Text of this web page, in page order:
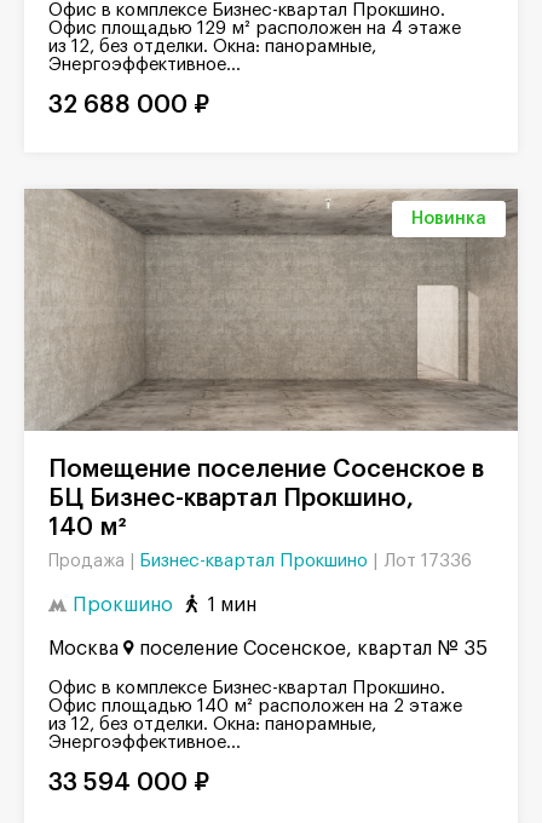
Офис в комплексе Бизнес-квартал Прокшино.
Офис площадью 129 м² расположен на 4 этаже
из 12, без отделки. Окна: панорамные,
Энергоэффективное...
32 688 000 ₽
Новинка
БЦ Бизнес-квартал Прокшино,
140 м²
Продажа | Бизнес-квартал Прокшино Лот 17336
Прокшино 1 мин
Москва поселение Сосенское, квартал № 35
Офис в комплексе Бизнес-квартал Прокшино.
Офис площадью 140 м² расположен на 2 этаже
из 12, без отделки. Окна: панорамные,
Энергоэффективное...
33 594 000 ₽